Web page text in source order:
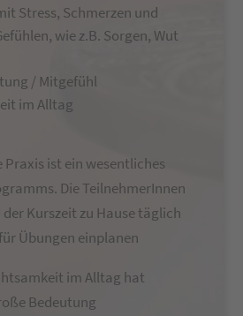
Stress, Schmerzen und
wie z.B. Sorgen, Wut
/ Mitgefühl
im Alltag
Praxis ist ein wesentliches
Die TeilnehmerInnen
Kurszeit zu Hause täglich
Übungen einplanen
im Alltag hat
Bedeutung